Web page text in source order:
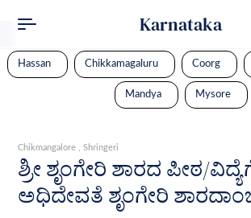
Karnataka
Hassan Chikkamagaluru Coorg
Mandya Mysore
Chikmangalore Shringeri
ಶ್ರೀ ಶೃಂಗೇರಿ ಶಾರದ ಪೀಠ/
ಅಧಿದೇವತೆ ಶೃಂಗೇರಿ